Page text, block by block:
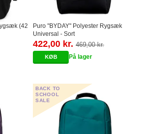
(42
Puro "BYDAY" Polyester Rygsæk
Universal - Sort
422,00 kr. 469,00 kr.
På lager
BACK TO
SCHOOL
SALE